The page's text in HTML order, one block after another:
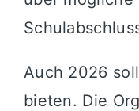
Auch 2026
bieten. Die